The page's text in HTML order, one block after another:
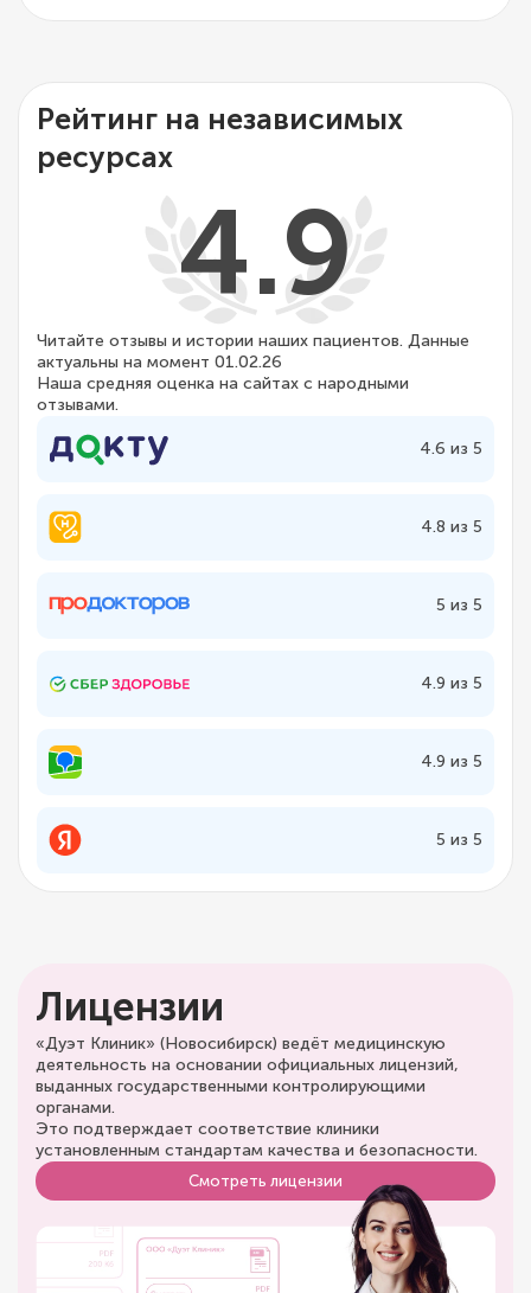
Рейтинг на независимых
ресурсах
4.9
Читайте отзывы и истории наших пациентов. Данные
актуальны на момент 01.02.26
Наша средняя оценка на сайтах с народными
отзывами.
4.6 из 5
4.8 из 5
5 из 5
4.9 из 5
4.9 из 5
5 из 5
Лицензии
«Дуэт Клиник» (Новосибирск) ведёт медицинскую
деятельность на основании официальных лицензий,
выданных государственными контролирующими
органами.
Это подтверждает соответствие клиники
установленным стандартам качества и безопасности.
Смотреть лицензии